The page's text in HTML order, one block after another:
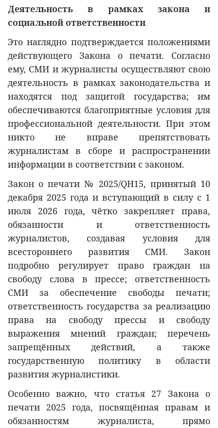
Деятельность в рамках закона и
социальной ответственности
Это наглядно подтверждается положениями
действующего Закона о печати. Согласно
ему, СМИ и журналисты осуществляют свою
деятельность в рамках законодательства и
находятся под защитой государства; им
обеспечиваются благоприятные условия для
профессиональной деятельности. При этом
никто не вправе препятствовать
журналистам в сборе и распространении
информации в соответствии с законом.
Закон о печати № 2025/QH15, принятый 10
декабря 2025 года и вступающий в силу с 1
июля 2026 года, чётко закрепляет права,
обязанности и ответственность
журналистов, создавая условия для
всестороннего развития СМИ. Закон
подробно регулирует право граждан на
свободу слова в прессе; ответственность
СМИ за обеспечение свободы печати;
ответственность государства за реализацию
права на свободу прессы и свободу
выражения мнений граждан; перечень
запрещённых действий, а также
государственную политику в области
развития журналистики.
Особенно важно, что статья 27 Закона о
печати 2025 года, посвящённая правам и
обязанностям журналиста, прямо